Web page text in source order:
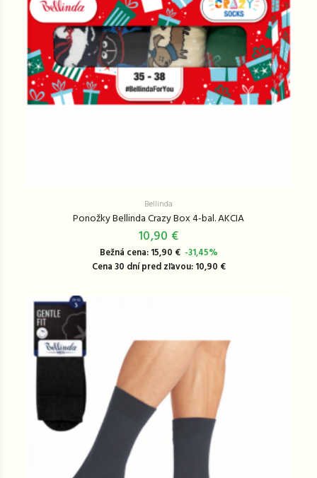
Bellinda
Ponožky Bellinda Crazy Box 4-bal. AKCIA
10,90 €
Bežná cena: 15,90 € -31,45%
Cena 30 dní pred zľavou: 10,90 €